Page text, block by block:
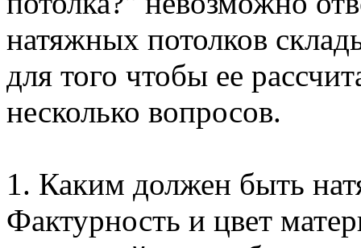
натяжных потолков
для того чтобы ее
несколько вопросов.
1. Каким должен быть
Фактурность и цвет